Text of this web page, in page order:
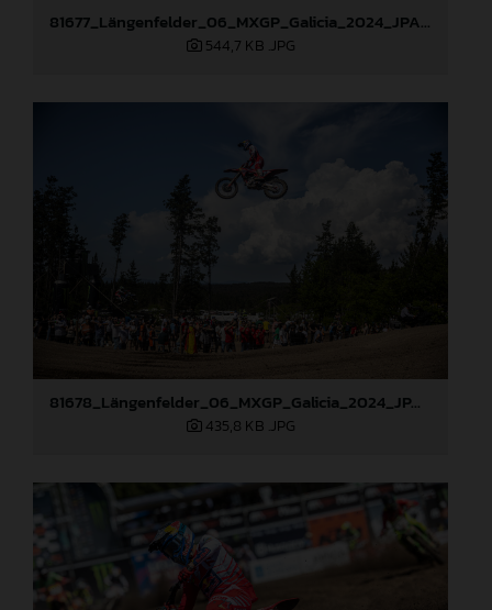
81677_Längenfelder_06_MXGP_Galicia_2024_JPA_22A7317
544,7 KB .JPG
81678_Längenfelder_06_MXGP_Galicia_2024_JPA_96A9633
435,8 KB .JPG